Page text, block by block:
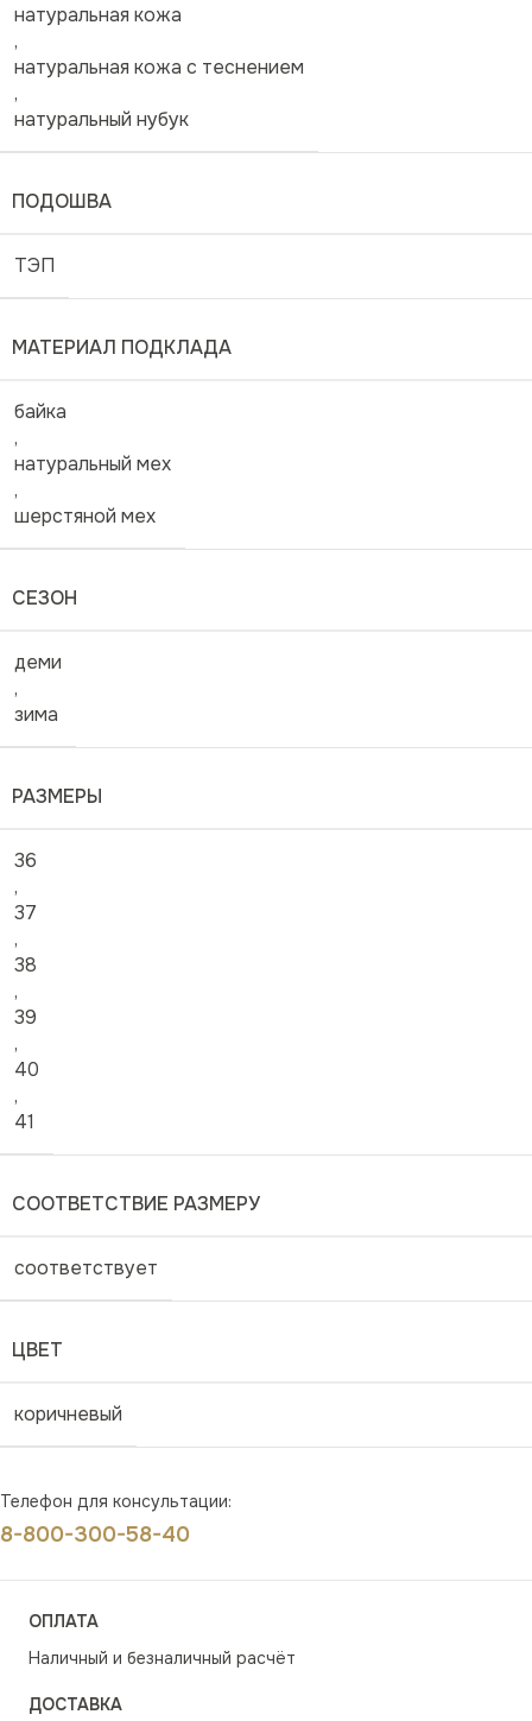
натуральная кожа
,
натуральная кожа с теснением
,
натуральный нубук
ПОДОШВА
ТЭП
МАТЕРИАЛ ПОДКЛАДА
байка
,
натуральный мех
,
шерстяной мех
СЕЗОН
деми
,
зима
РАЗМЕРЫ
36
,
37
,
38
,
39
,
40
,
41
СООТВЕТСТВИЕ РАЗМЕРУ
соответствует
ЦВЕТ
коричневый
Телефон для консультации:
8-800-300-58-40
ОПЛАТА
Наличный и безналичный расчёт
ДОСТАВКА